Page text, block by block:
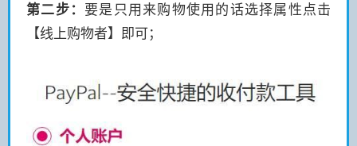
第二步： 要是只用来购物使用的话选择属性点击
【线上购物者】即可；